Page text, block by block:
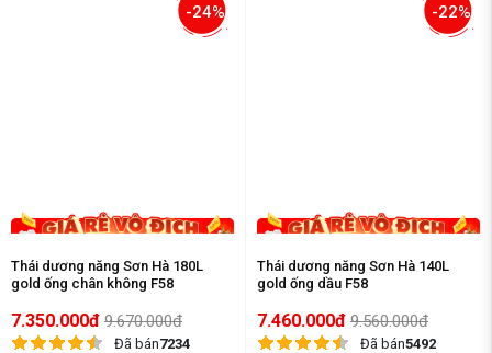
-24%
Thái dương năng Sơn Hà 180L
gold ống chân không F58
7.350.000đ 9.670.000đ
Đã bán7234
-22%
Thái dương năng Sơn Hà 140L
gold ống dầu F58
7.460.000đ 9.560.000đ
Đã bán5492